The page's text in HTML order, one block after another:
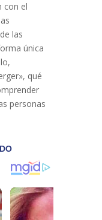
con el
las
única
qué
personas